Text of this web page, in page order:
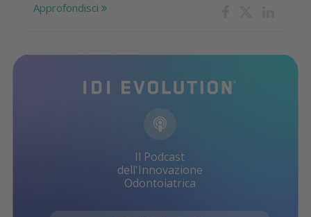
Approfondisci
Il Podcast
dell'Innovazione
Odontoiatrica